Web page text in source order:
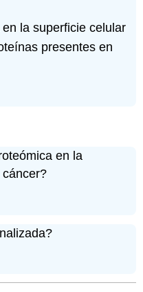
la superficie celular
presentes en
en la